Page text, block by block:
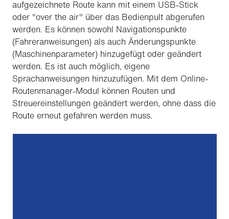
aufgezeichnete Route kann mit einem USB-Stick
oder "over the air" über das Bedienpult abgerufen
werden. Es können sowohl Navigationspunkte
(Fahreranweisungen) als auch Änderungspunkte
(Maschinenparameter) hinzugefügt oder geändert
werden. Es ist auch möglich, eigene
Sprachanweisungen hinzuzufügen. Mit dem Online-
Routenmanager-Modul können Routen und
Streuereinstellungen geändert werden, ohne dass die
Route erneut gefahren werden muss.